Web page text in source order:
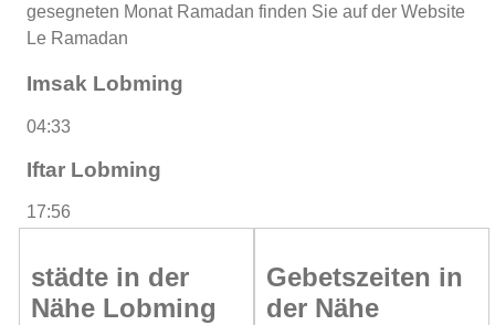
gesegneten Monat Ramadan finden Sie auf der Website
Le Ramadan
Imsak Lobming
04:33
Iftar Lobming
17:56
städte in der
Nähe Lobming
Gebetszeiten in
der Nähe